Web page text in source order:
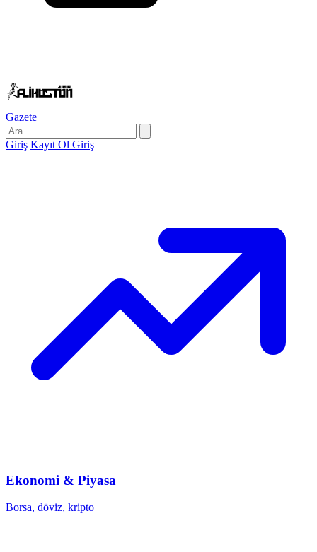
Gazete
Giriş Kayıt Ol Giriş
Ekonomi & Piyasa
Borsa, döviz, kripto